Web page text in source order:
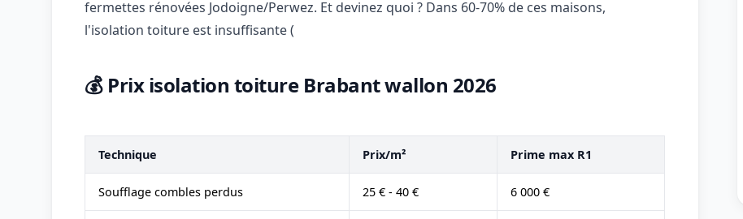
fermettes rénovées Jodoigne/Perwez. Et devinez quoi ? Dans 60-70% de ces maisons,
l'isolation toiture est insuffisante (
💰 Prix isolation toiture Brabant wallon 2026
Technique Prix/m² Prime max R1
Soufflage combles perdus 25 € - 40 € 6 000 €